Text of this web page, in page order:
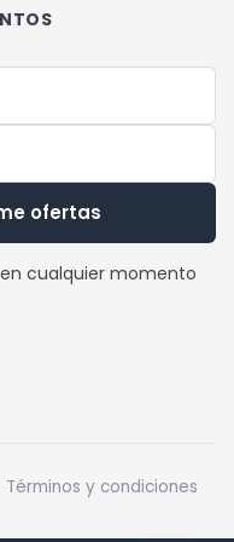
ofertas
cualquier momento
Términos y condiciones